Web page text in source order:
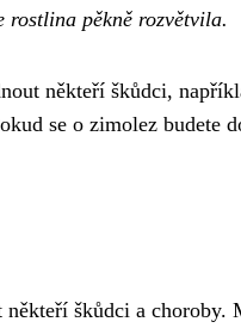
rostlina pěkně rozvětvila.
někteří škůdci,
se o zimolez budete
škůdci a choroby.